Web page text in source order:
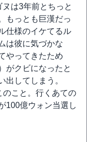
は3年前とちっと
もっとも巨漢だっ
仕様のイケてるル
は彼に気づかな
やってきたため
がクビになったと
出してしまう。
のこと。行くあての
100億ウォン当選し